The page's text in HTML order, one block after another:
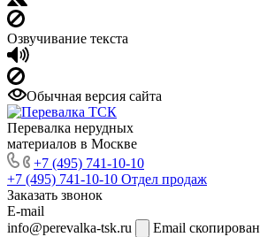
Озвучивание текста
Обычная версия сайта
Перевалка нерудных
материалов в Москве
+7 (495) 741-10-10
+7 (495) 741-10-10 Отдел продаж
Заказать звонок
E-mail
info@perevalka-tsk.ru
Email скопирован